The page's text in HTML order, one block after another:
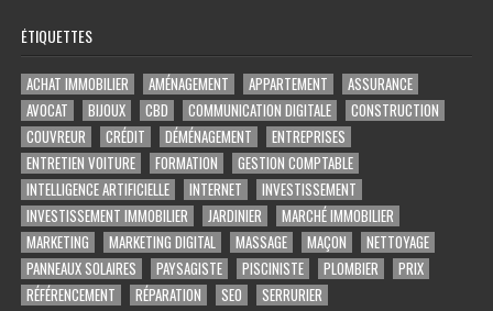
ÉTIQUETTES
ACHAT IMMOBILIER AMÉNAGEMENT APPARTEMENT
ASSURANCE
AVOCAT
BIJOUX CBD COMMUNICATION DIGITALE
CONSTRUCTION
COUVREUR
CRÉDIT DÉMÉNAGEMENT
ENTREPRISES
ENTRETIEN VOITURE
FORMATION
GESTION COMPTABLE
INTELLIGENCE ARTIFICIELLE
INTERNET
INVESTISSEMENT
INVESTISSEMENT IMMOBILIER
JARDINIER
MARCHÉ IMMOBILIER
MARKETING
MARKETING DIGITAL MASSAGE MAÇON
NETTOYAGE
PANNEAUX SOLAIRES
PAYSAGISTE PISCINISTE PLOMBIER
PRIX
RÉFÉRENCEMENT
RÉPARATION SEO
SERRURIER